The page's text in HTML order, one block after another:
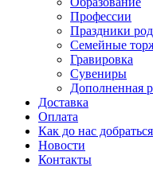
Профессии
Праздники
Семейные
Гравировка
Сувениры
Дополненная
Доставка
Оплата
Как до нас добраться
Новости
Контакты